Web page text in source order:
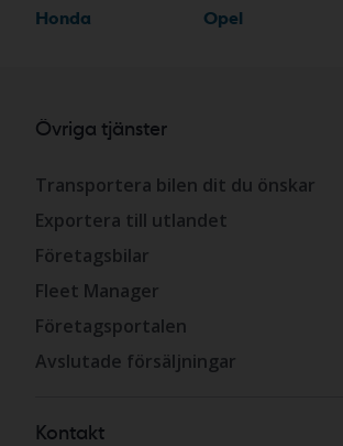
Honda
Opel
Övriga tjänster
Transportera bilen dit du önskar
Exportera till utlandet
Företagsbilar
Fleet Manager
Företagsportalen
Avslutade försäljningar
Kontakt